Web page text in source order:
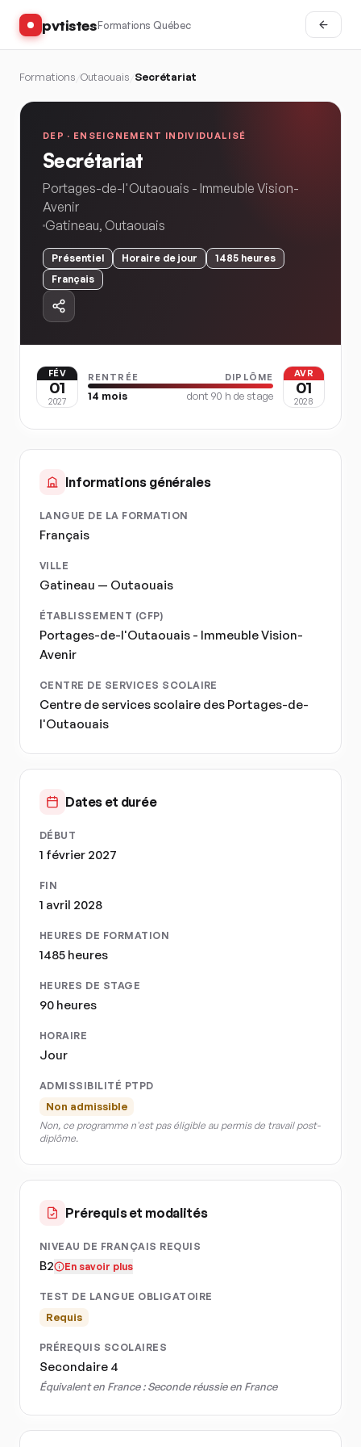
pvtistesFormations Québec
Formations Outaouais Secrétariat
DEP · ENSEIGNEMENT INDIVIDUALISÉ
Secrétariat
Portages-de-l'Outaouais - Immeuble Vision-
Avenir
Gatineau, Outaouais
Présentiel Horaire de jour 1485 heures
Français
FÉV
01
2027
RENTRÉE DIPLÔME
14 mois dont 90 h de stage
AVR
01
2028
Informations générales
LANGUE DE LA FORMATION
Français
VILLE
Gatineau — Outaouais
ÉTABLISSEMENT (CFP)
Portages-de-l'Outaouais - Immeuble Vision-
Avenir
CENTRE DE SERVICES SCOLAIRE
Centre de services scolaire des Portages-de-
l'Outaouais
Dates et durée
DÉBUT
1 février 2027
FIN
1 avril 2028
HEURES DE FORMATION
1485 heures
HEURES DE STAGE
90 heures
HORAIRE
Jour
ADMISSIBILITÉ PTPD
Non admissible
Non, ce programme n'est pas éligible au permis de travail post-
diplôme.
Prérequis et modalités
NIVEAU DE FRANÇAIS REQUIS
B2 En savoir plus
TEST DE LANGUE OBLIGATOIRE
Requis
PRÉREQUIS SCOLAIRES
Secondaire 4
Équivalent en France :Seconde réussie en France